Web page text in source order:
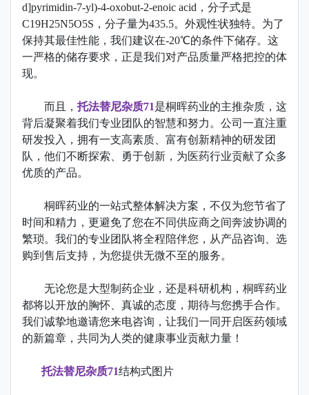
d]pyrimidin-7-yl)-4-oxobut-2-enoic acid，分子式是
C19H25N5O5S，分子量为435.5。外观性状独特。为了
保持其最佳性能，我们建议在-20℃的条件下储存。这
一严格的储存要求，正是我们对产品质量严格把控的体
现。
而且， 托法替尼杂质71是桐晖药业的主推杂质，这
背后凝聚着我们专业团队的智慧和努力。公司一直注重
研发投入，拥有一支高素质、富有创新精神的研发团
队，他们不断探索、勇于创新，为医药行业贡献了众多
优质的产品。
桐晖药业的一站式整体解决方案，不仅为您节省了
时间和精力，更避免了您在不同供应商之间奔波协调的
繁琐。我们的专业团队将全程陪伴您，从产品咨询、选
购到售后支持，为您提供无微不至的服务。
无论您是大型制药企业，还是科研机构，桐晖药业
都将以开放的胸怀、真诚的态度，期待与您携手合作。
我们诚挚地邀请您来电咨询，让我们一同开启医药领域
的新篇章，共同为人类的健康事业贡献力量！
托法替尼杂质71结构式图片